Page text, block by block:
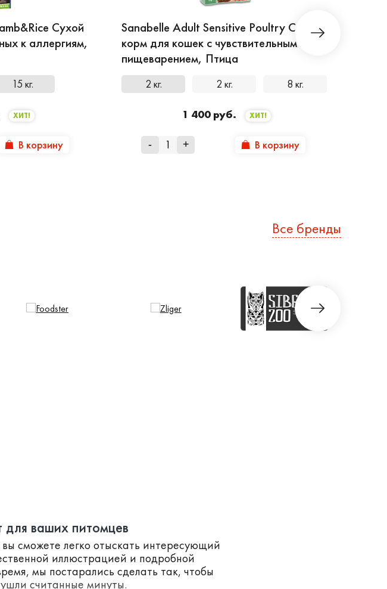
Сухой
к аллергиям,
15 кг.
ХИТ!
В корзину
Sanabelle Adult Sensitive Poultry Сухой
корм для кошек с чувствительным
пищеварением, Птица
2 кг. 2 кг. 8 кг.
1 400 руб. ХИТ!
- + В корзину
Все бренды
ваших питомцев
сможете легко отыскать интересующий
иллюстрацией и подробной
мы постарались сделать так, чтобы
считанные минуты.